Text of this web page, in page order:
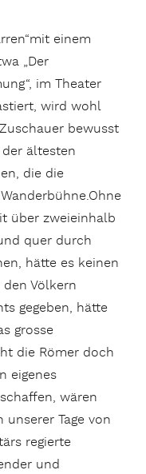
einem
„Der
im Theater
wird wohl
bewusst
ältesten
die die
über zweieinhalb
quer durch
hätte es keinen
Völkern
gegeben, hätte
grosse
die Römer doch
eigenes
wären
Tage von
regierte
und